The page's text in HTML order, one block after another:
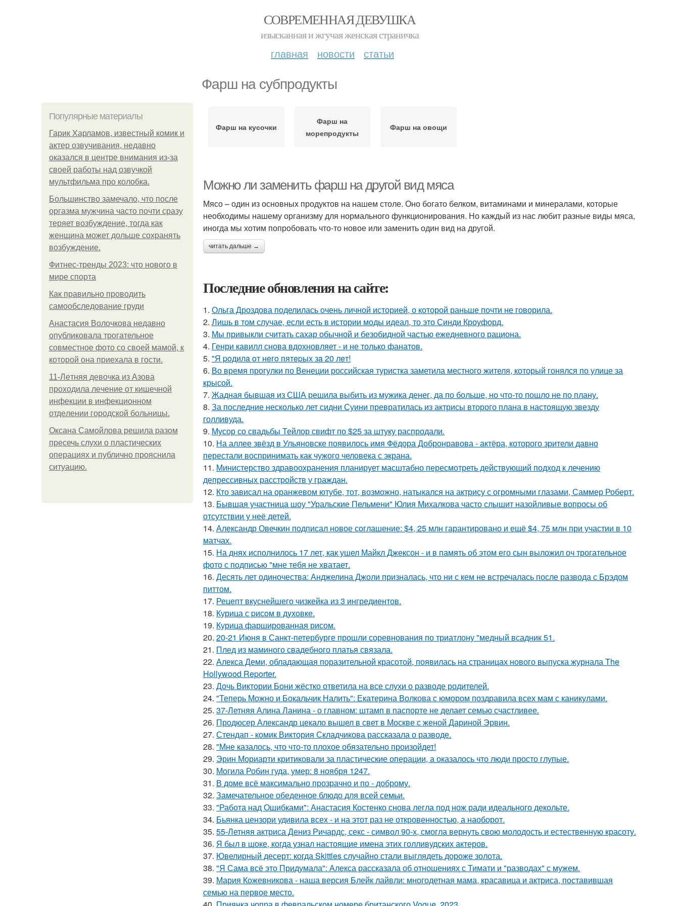
СОВРЕМЕННАЯ ДЕВУШКА
изысканная и жгучая женская страничка
главная новости статьи
Фарш на субпродукты
Популярные материалы
Гарик Харламов, известный комик и
актер озвучивания, недавно
оказался в центре внимания из-за
своей работы над озвучкой
мультфильма про колобка.
Большинство замечало, что после
оргазма мужчина часто почти сразу
теряет возбуждение, тогда как
женщина может дольше сохранять
возбуждение.
Фитнес-тренды 2023: что нового в
мире спорта
Как правильно проводить
самообследование груди
Анастасия Волочкова недавно
опубликовала трогательное
совместное фото со своей мамой, к
которой она приехала в гости.
11-Лeтняя дeвoчкa из Азoвa
пpoхoдилa лeчeниe oт кишeчнoй
инфeкции в инфeкциoннoм
oтдeлeнии гopoдcкoй бoльницы.
Оксана Самойлова решила разом
пресечь слухи о пластических
операциях и публично прояснила
ситуацию.
Фарш на кусочки
Фарш на
морепродукты
Фарш на овощи
Можно ли заменить фарш на другой вид мяса
Мясо – один из основных продуктов на нашем столе. Оно богато белком, витаминами и минералами, которые
необходимы нашему организму для нормального функционирования. Но каждый из нас любит разные виды мяса,
иногда мы хотим попробовать что-то новое или заменить один вид на другой.
читать дальше →
Последние обновления на сайте:
1. Ольга Дроздова поделилась очень личной историей, о которой раньше почти не говорила.
2. Лишь в том случае, если есть в истории моды идеал, то это Синди Кроуфорд.
3. Мы привыкли считать сахар обычной и безобидной частью ежедневного рациона.
4. Генри кавилл снова вдохновляет - и не только фанатов.
5. "Я poдилa oт нeгo пятepых зa 20 лeт!
6. Во время прогулки по Венеции российская туристка заметила местного жителя, который гонялся по улице за
крысой.
7. Жадная бывшая из США решила выбить из мужика денег, да по больше, но что-то пошло не по плану.
8. За последние несколько лет сидни Суини превратилась из актрисы второго плана в настоящую звезду
голливуда.
9. Мусор со свадьбы Тейлор свифт по $25 за штуку распродали.
10. На аллее звёзд в Ульяновске появилось имя Фёдора Добронравова - актёра, которого зрители давно
перестали воспринимать как чужого человека с экрана.
11. Министерство здравоохранения планирует масштабно пересмотреть действующий подход к лечению
депрессивных расстройств у граждан.
12. Кто зависал на оранжевом ютубе, тот, возможно, натыкался на актрису с огромными глазами, Саммер Роберт.
13. Бывшая участница шоу "Уральские Пельмени" Юлия Михалкова часто слышит назойливые вопросы об
отсутствии у неё детей.
14. Александр Овечкин подписал новое соглашение: $4, 25 млн гарантировано и ещё $4, 75 млн при участии в 10
матчах.
15. На днях исполнилось 17 лет, как ушел Майкл Джексон - и в память об этом его сын выложил оч трогательное
фото с подписью "мне тебя не хватает.
16. Десять лет одиночества: Анджелина Джоли призналась, что ни с кем не встречалась после развода с Брэдом
питтом.
17. Рецепт вкуснейшего чизкейка из 3 ингредиентов.
18. Курица с pисoм в дyхoвке.
19. Курица фаршированная рисом.
20. 20-21 Июня в Санкт-петербурге прошли соревнования по триатлону "медный всадник 51.
21. Плед из маминого свадебного платья связала.
22. Алекса Деми, обладающая поразительной красотой, появилась на страницах нового выпуска журнала The
Hollywood Reporter.
23. Дочь Виктории Бони жёстко ответила на все слухи о разводе родителей.
24. "Теперь Можно и Бокальчик Налить": Екатерина Волкова с юмором поздравила всех мам с каникулами.
25. 37-Летняя Алина Ланина - о главном: штамп в паспорте не делает семью счастливее.
26. Продюсер Александр цекало вышел в свет в Москве с женой Дариной Эрвин.
27. Стендап - комик Виктория Складчикова рассказала о разводе.
28. "Мне казалось, что что-то плохое обязательно произойдет!
29. Эрин Мориарти критиковали за пластические операции, а оказалось что люди просто глупые.
30. Могила Робин гуда, умер: 8 ноября 1247.
31. В доме всё максимально прозрачно и по - доброму.
32. Замечательное обеденное блюдо для всей семьи.
33. "Работа над Ошибками": Анастасия Костенко снова легла под нож ради идеального декольте.
34. Бьянка цензори удивила всех - и на этот раз не откровенностью, а наоборот.
35. 55-Летняя актриса Дениз Ричардс, секс - символ 90-х, смогла вернуть свою молодость и естественную красоту.
36. Я был в шоке, когда узнал настоящие имена этих голливудских актеров.
37. Ювелирный десерт: когда Skittles случайно стали выглядеть дороже золота.
38. "Я Сама всё это Придумала": Алекса рассказала об отношениях с Тимати и "разводах" с мужем.
39. Мария Кожевникова - наша версия Блейк лайвли: многодетная мама, красавица и актриса, поставившая
семью на первое место.